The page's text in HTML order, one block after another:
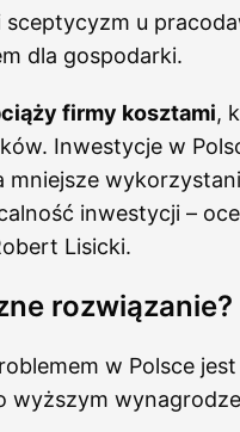
sceptycyzm u
dla gospodarki.
firmy kosztami,
Inwestycje w
inwestycji –
Lisicki.
rozwiązanie?
w Polsce
wyższym